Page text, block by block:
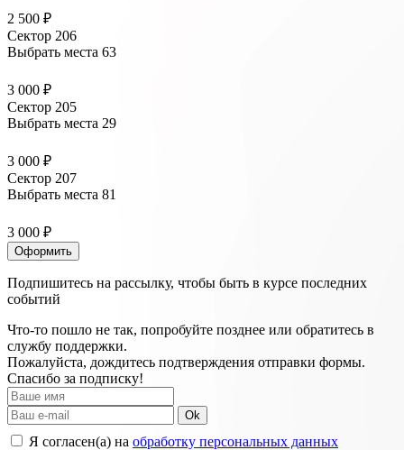
2 500 ₽
Сектор 206
Выбрать места 63
3 000 ₽
Сектор 205
Выбрать места 29
3 000 ₽
Сектор 207
Выбрать места 81
3 000 ₽
Оформить
Подпишитесь на рассылку, чтобы быть в курсе последних
событий
Что-то пошло не так, попробуйте позднее или обратитесь в
службу поддержки.
Пожалуйста, дождитесь подтверждения отправки формы.
Спасибо за подписку!
Ok
Я согласен(а) на обработку персональных данных